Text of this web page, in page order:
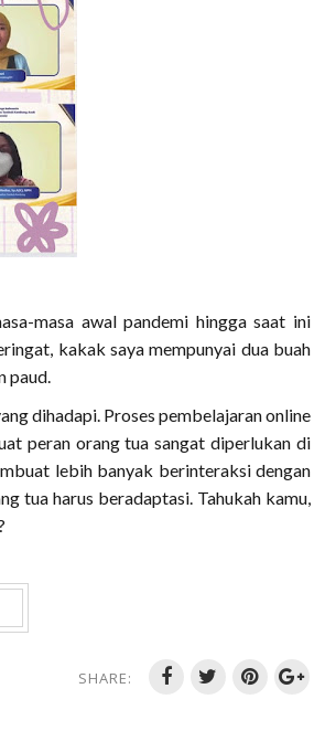
masa awal pandemi hingga saat ini
kakak saya mempunyai dua buah
paud.
dihadapi. Proses pembelajaran online
peran orang tua sangat diperlukan di
lebih banyak berinteraksi dengan
tua harus beradaptasi. Tahukah kamu,
SHARE: